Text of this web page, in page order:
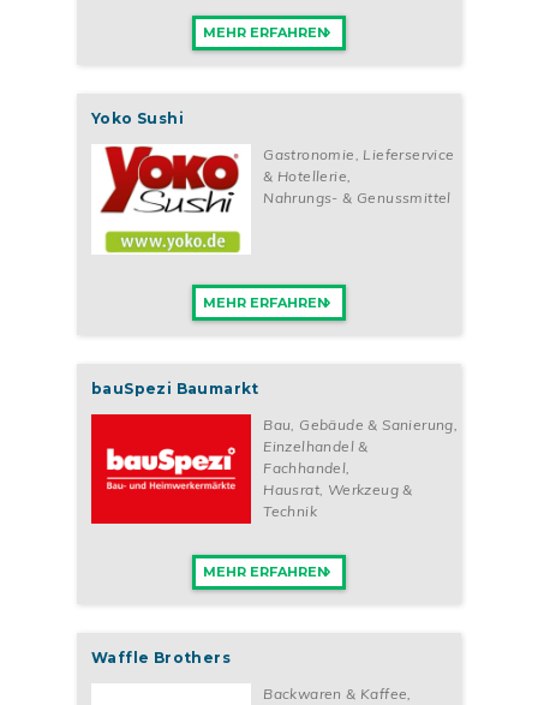
MEHR ERFAHREN
Yoko Sushi
Gastronomie, Lieferservice
& Hotellerie,
Nahrungs- & Genussmittel
MEHR ERFAHREN
bauSpezi Baumarkt
Bau, Gebäude & Sanierung
Einzelhandel &
Fachhandel
Hausrat, Werkzeug &
Technik
MEHR ERFAHREN
Waffle Brothers
Backwaren & Kaffee,